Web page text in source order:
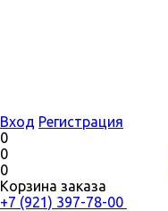
Вход Регистрация
0
0
0
Корзина заказа
+7 (921) 397-78-00